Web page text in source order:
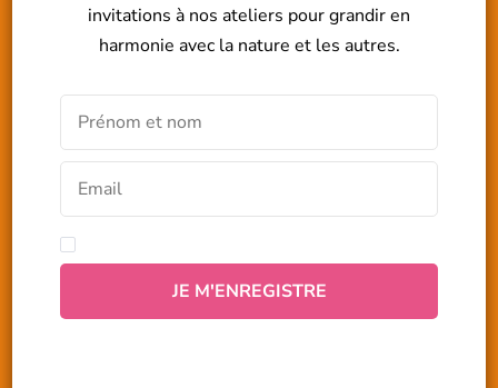
invitations à nos ateliers pour grandir en
harmonie avec la nature et les autres.